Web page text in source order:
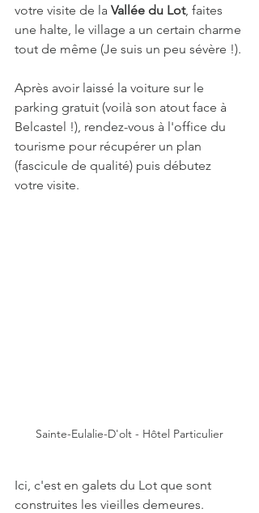
votre visite de la Vallée du Lot, faites
une halte, le village a un certain charme
tout de même (Je suis un peu sévère !).
Après avoir laissé la voiture sur le
parking gratuit (voilà son atout face à
Belcastel !), rendez-vous à l'office du
tourisme pour récupérer un plan
(fascicule de qualité) puis débutez
votre visite.
Sainte-Eulalie-D'olt - Hôtel Particulier
Ici, c'est en galets du Lot que sont
construites les vieilles demeures.